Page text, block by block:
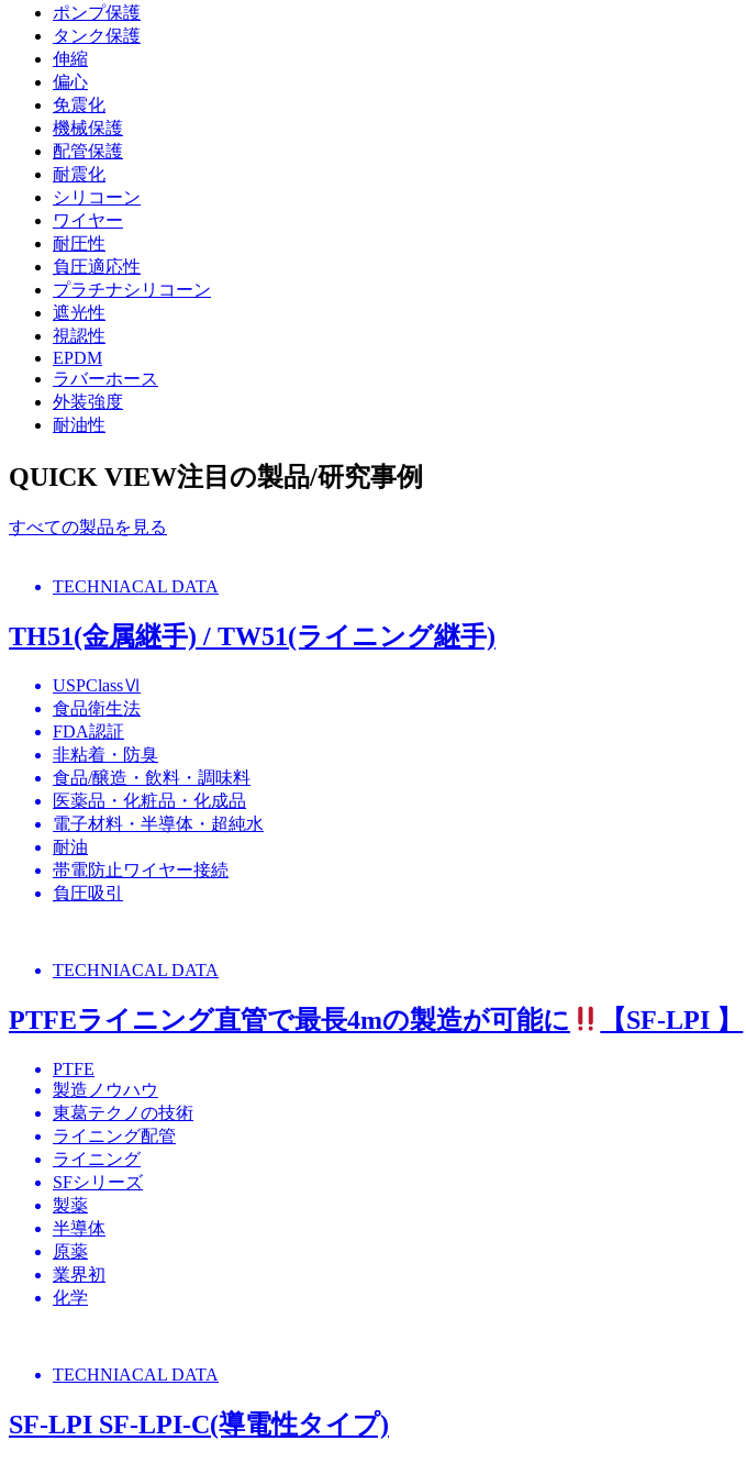
ポンプ保護
タンク保護
伸縮
偏心
免震化
機械保護
配管保護
耐震化
シリコーン
ワイヤー
耐圧性
負圧適応性
プラチナシリコーン
遮光性
視認性
EPDM
ラバーホース
外装強度
耐油性
QUICK VIEW注目の製品/研究事例
すべての製品を見る
TECHNIACAL DATA
TH51(金属継手) / TW51(ライニング継手)
USPClassⅥ
食品衛生法
FDA認証
非粘着・防臭
食品/醸造・飲料・調味料
医薬品・化粧品・化成品
電子材料・半導体・超純水
耐油
帯電防止ワイヤー接続
負圧吸引
TECHNIACAL DATA
PTFEライニング直管で最長4mの製造が可能に 【SF-LPI 】
PTFE
製造ノウハウ
東葛テクノの技術
ライニング配管
ライニング
SFシリーズ
製薬
半導体
原薬
業界初
化学
TECHNIACAL DATA
SF-LPI SF-LPI-C(導電性タイプ)